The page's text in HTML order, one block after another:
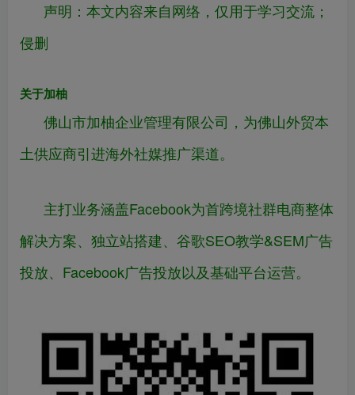
声明：本文内容来自网络 ，仅用于学习交流；
侵删
关于加柚
佛山市加柚企业管理有限公司，为佛山外贸本
土供应商引进海外社媒推广渠道。
主打业务涵盖Facebook为首跨境社群电商整体
解决方案、独立站搭建、谷歌SEO教学&SEM广告
投放、Facebook广告投放以及基础平台运营。